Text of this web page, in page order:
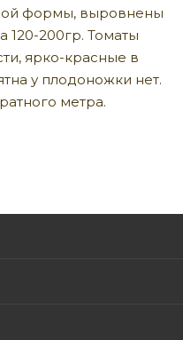
формы, выровнены
120-200гр. Томаты
ярко-красные в
у плодоножки нет.
метра.